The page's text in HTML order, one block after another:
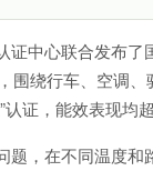
证中心联合发布
围绕行车、空调
证，能效表现均
题，在不同温度